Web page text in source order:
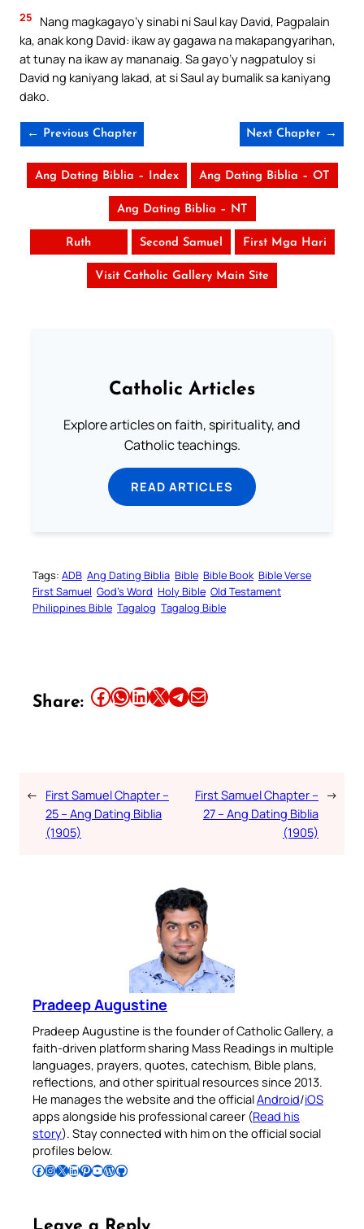
25
Nang magkagayo’y sinabi ni Saul kay David, Pagpalain
ka, anak kong David: ikaw ay gagawa na makapangyarihan,
at tunay na ikaw ay mananaig. Sa gayo’y nagpatuloy si
David ng kaniyang lakad, at si Saul ay bumalik sa kaniyang
dako.
← Previous Chapter Next Chapter →
Ang Dating Biblia – Index Ang Dating Biblia – OT
Ang Dating Biblia – NT
Ruth Second Samuel First Mga Hari
Visit Catholic Gallery Main Site
Catholic Articles
Explore articles on faith, spirituality, and
Catholic teachings.
READ ARTICLES
Tags: ADB Ang Dating Biblia Bible Bible Book Bible Verse
First Samuel God’s Word Holy Bible Old Testament
Philippines Bible Tagalog Tagalog Bible
Share: Share this article on Facebook Share this article on WhatsApp Share this article on LinkedIn Share this article on X Share this article on TelegramEmail this Article
← First Samuel Chapter –
25 – Ang Dating Biblia
(1905)
First Samuel Chapter –
27 – Ang Dating Biblia
(1905)
→
Pradeep Augustine
Pradeep Augustine is the founder of Catholic Gallery, a
faith-driven platform sharing Mass Readings in multiple
languages, prayers, quotes, catechism, Bible plans,
reflections, and other spiritual resources since 2013.
He manages the website and the officialAndroid/iOS
apps alongside his professional career (Read his
story). Stay connected with him on the official social
profiles below.
Follow Pradeep on Facebook Follow Pradeep on InstagramFollow Pradeep on X Follow Pradeep on LinkedIn Follow Pradeep on Pinterest Subscribe to Pradeep’s Youtube Channel Follow Pradeep on WordPress Follow Pradeep on GitHub